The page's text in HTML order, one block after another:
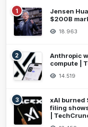
1
Jensen
$200B
18.963
2
Anthropic
compute |
14.519
3
xAI burned
filing
|